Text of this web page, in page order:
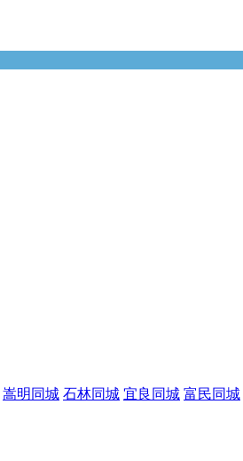
嵩明同城 石林同城 宜良同城 富民同城